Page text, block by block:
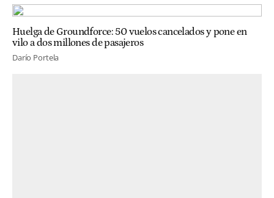
Huelga de Groundforce: 50 vuelos cancelados y pone en
vilo a dos millones de pasajeros
Darío Portela